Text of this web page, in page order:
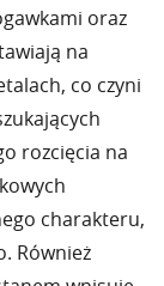
oraz
na
co czyni
rozcięcia na
charakteru,
Również